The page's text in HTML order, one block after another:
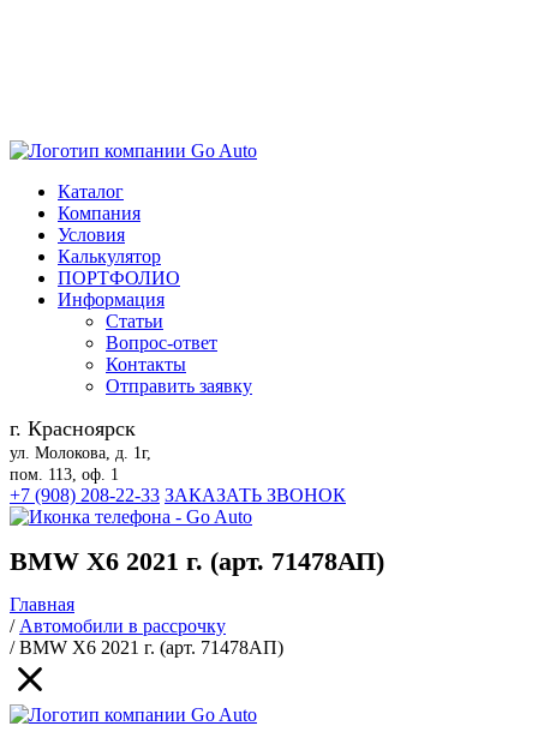
Каталог
Компания
Условия
Калькулятор
ПОРТФОЛИО
Информация
Статьи
Вопрос-ответ
Контакты
Отправить заявку
г. Красноярск
ул. Молокова, д. 1г,
пом. 113, оф. 1
+7 (908) 208-22-33 ЗАКАЗАТЬ ЗВОНОК
BMW X6 2021 г. (арт. 71478АП)
Главная
/Автомобили в рассрочку
/BMW X6 2021 г. (арт. 71478АП)